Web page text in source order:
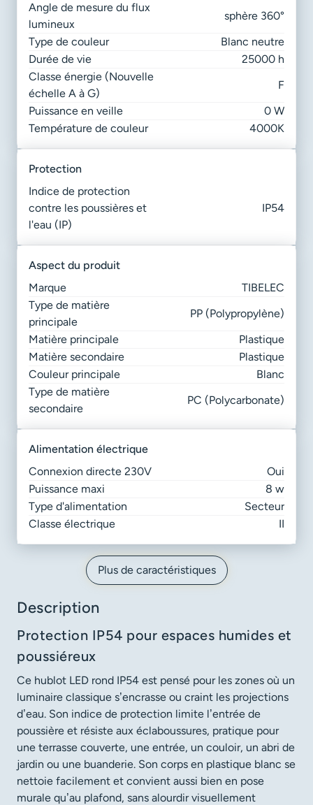
Angle de mesure du flux
lumineux
sphère 360°
Type de couleur
Blanc neutre
Durée de vie
25000 h
Classe énergie (Nouvelle
échelle A à G)
F
Puissance en veille
0 W
Température de couleur
4000K
protection
Indice de protection
contre les poussières et
l'eau (IP)
IP54
aspect du produit
Marque
TIBELEC
Type de matière
principale
PP (Polypropylène)
Matière principale
Plastique
Matière secondaire
Plastique
Couleur principale
Blanc
Type de matière
secondaire
PC (Polycarbonate)
alimentation électrique
Connexion directe 230V
Oui
Puissance maxi
8 w
Type d'alimentation
Secteur
Classe électrique
II
Plus de caractéristiques
Description
Protection IP54 pour espaces humides et
poussiéreux
Ce hublot LED rond IP54 est pensé pour les zones où un
luminaire classique s’encrasse ou craint les projections
d’eau. Son indice de protection limite l’entrée de
poussière et résiste aux éclaboussures, pratique pour
une terrasse couverte, une entrée, un couloir, un abri de
jardin ou une buanderie. Son corps en plastique blanc se
nettoie facilement et convient aussi bien en pose
murale qu’au plafond, sans alourdir visuellement